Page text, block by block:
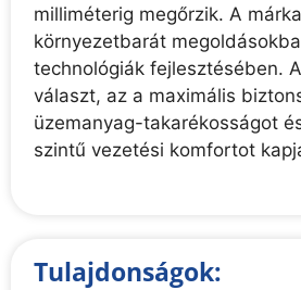
milliméterig megőrzik. A
környezetbarát
technológiák fejlesztésében.
választ, az a maximális
üzemanyag-takarékosságot
szintű vezetési komfortot
Tulajdonságok: